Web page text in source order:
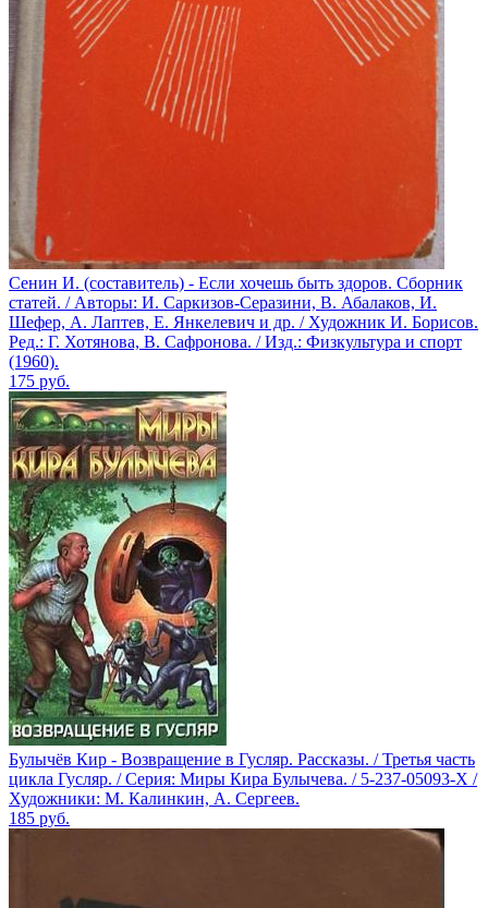
Сенин И. (составитель) - Если хочешь быть здоров. Сборник
статей. / Авторы: И. Саркизов-Серазини, В. Абалаков, И.
Шефер, А. Лаптев, Е. Янкелевич и др. / Художник И. Борисов.
Ред.: Г. Хотянова, В. Сафронова. / Изд.: Физкультура и спорт
(1960).
175 руб.
Булычёв Кир - Возвращение в Гусляр. Рассказы. / Третья часть
цикла Гусляр. / Серия: Миры Кира Булычева. / 5-237-05093-X /
Художники: М. Калинкин, А. Сергеев.
185 руб.